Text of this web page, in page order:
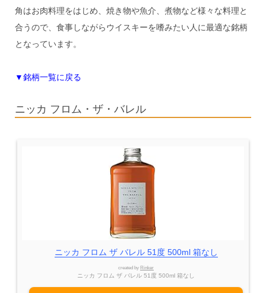
角はお肉料理をはじめ、焼き物や魚介、煮物など様々な料理と
合うので、食事しながらウイスキーを嗜みたい人に最適な銘柄
となっています。
▼銘柄一覧に戻る
ニッカ フロム・ザ・バレル
ニッカ フロム ザ バレル 51度 500ml 箱なし
created by Rinker
ニッカ フロム ザ バレル 51度 500ml 箱なし